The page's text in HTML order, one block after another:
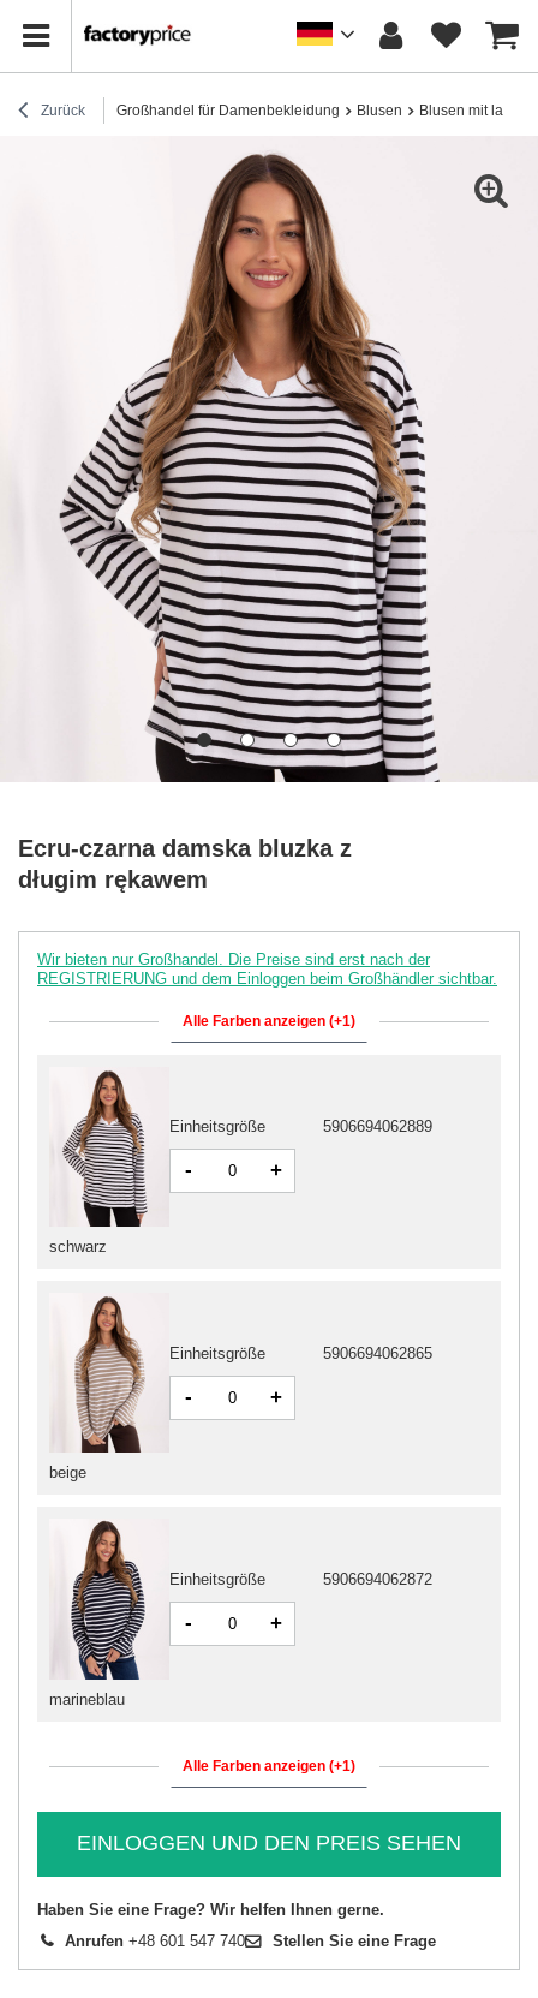
Zurück Großhandel für Damenbekleidung Blusen Blusen mit
Ecru-czarna damska bluzka z
długim rękawem
Wir bieten nur Großhandel. Die Preise sind erst nach der
REGISTRIERUNG und dem Einloggen beim Großhändler sichtbar.
Alle Farben anzeigen (+1)
beige
Einheitsgröße 5906694062865
- +
marineblau
Einheitsgröße 5906694062872
- +
schwarz
Einheitsgröße 5906694062889
- +
Alle Farben anzeigen (+1)
EINLOGGEN UND DEN PREIS SEHEN
Haben Sie eine Frage? Wir helfen Ihnen gerne.
Anrufen +48 601 547 740 Stellen Sie eine Frage